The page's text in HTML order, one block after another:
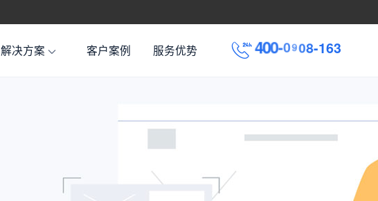
解决方案 客户案例 服务优势 400-0908-163